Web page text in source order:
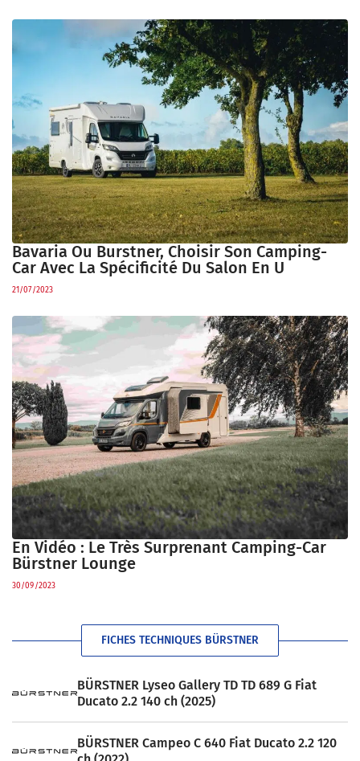
Bavaria Ou Burstner, Choisir Son Camping-
Car Avec La Spécificité Du Salon En U
21/07/2023
En Vidéo : Le Très Surprenant Camping-Car
Bürstner Lounge
30/09/2023
FICHES TECHNIQUES BÜRSTNER
BÜRSTNER Lyseo Gallery TD TD 689 G Fiat
Ducato 2.2 140 ch (2025)
BÜRSTNER Campeo C 640 Fiat Ducato 2.2 120